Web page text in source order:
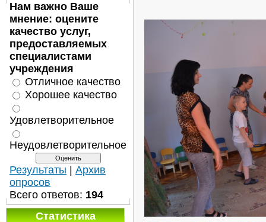
Нам важно Ваше
мнение: оцените
качество услуг,
предоставляемых
специалистами
учреждения
Отличное качество
Хорошее качество
Удовлетворительное
Неудовлетворительное
Результаты
Архив
опросов
Всего ответов: 194
Статистика